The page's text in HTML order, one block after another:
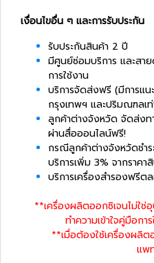
เงื่อนไขอื่น ๆ และการรับประกัน
รับประกันสินค้า 2 ปี
มีศูนย์ซ่อมบริการ และสา
การใช้งาน
บริการจัดส่งฟรี (มีการแน
กรุงเทพฯ และปริมณฑลเ
ลูกค้าต่างจังหวัด จัดส่งท
ผ่านสื่อออนไลน์ฟรี!
กรณีลูกค้าต่างจังหวัดชำ
บริการเพิ่ม 3% จากราคา
บริการเครื่องสำรองฟรีต
**เครื่องผลิตออกซิเจนไม่ใ
ทำความเข้าใจคู่มือก
**เมื่อต้องใช้เครื่องผลิตอ
แพ